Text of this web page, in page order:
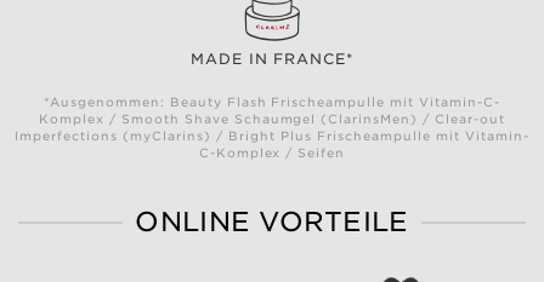
MADE IN FRANCE*
*Ausgenommen: Beauty Flash Frischeampulle mit Vitamin-C-
Komplex / Smooth Shave Schaumgel (ClarinsMen) / Clear-out
Imperfections (myClarins) / Bright Plus Frischeampulle mit Vitamin-
C-Komplex / Seifen
ONLINE VORTEILE